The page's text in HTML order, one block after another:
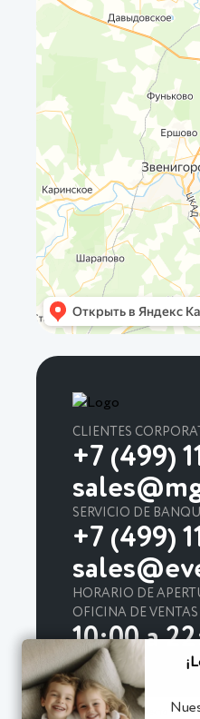
CLIENTES
+7 (499)
SERVICIO DE
+7 (499)
HORARIO DE
OFICINA DE VENTAS
10:00 a